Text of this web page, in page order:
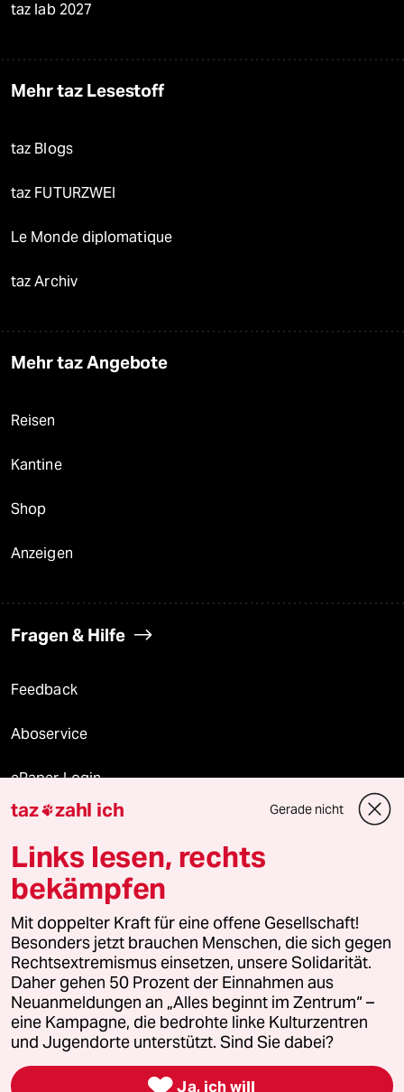
taz lab 2027
Mehr taz Lesestoff
taz Blogs
taz FUTURZWEI
Le Monde diplomatique
taz Archiv
Mehr taz Angebote
Reisen
Kantine
Shop
Anzeigen
Fragen & Hilfe
Feedback
Aboservice
ePaper Login
Downloads für Abonnierende
© 2026 taz Verlags und Vertriebs GmbH
Alle Rechte vorbehalten. Bei rechtlichen Fragen oder für Genehmigungen
wenden Sie sich bitte an
lizenzen@taz.de
Feedback Redaktionsstatut Kommune-Richtlinien
Leitlinie Informant Datenschutz Impressum AGB
Seitenwende Einwilligungen widerrufen (Ads)
taz zahl ich Gerade nicht
Links lesen, rechts
bekämpfen
Mit doppelter Kraft für eine offene Gesellschaft!
Besonders jetzt brauchen Menschen, die sich gegen
Rechtsextremismus einsetzen, unsere Solidarität.
Daher gehen 50 Prozent der Einnahmen aus
Neuanmeldungen an „Alles beginnt im Zentrum“ –
eine Kampagne, die bedrohte linke Kulturzentren
und Jugendorte unterstützt. Sind Sie dabei?
 Ja, ich will